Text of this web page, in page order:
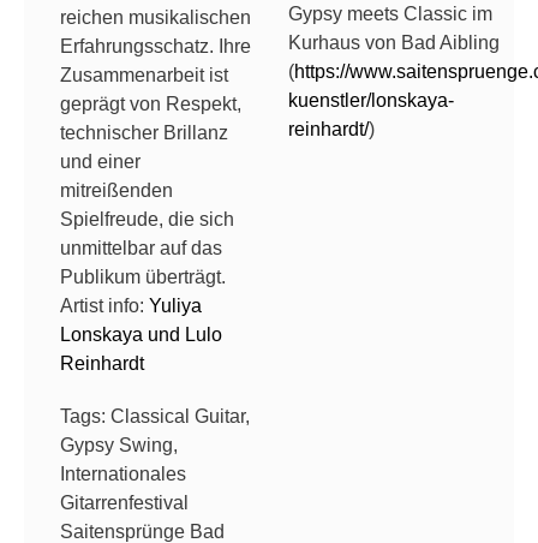
Gypsy meets Classic im
Kurhaus von Bad Aibling
(https://
kuenstler/lonskaya-
reinhardt/)
reichen musikalischen
Erfahrungsschatz. Ihre
Zusammenarbeit ist
geprägt von Respekt,
technischer Brillanz
und einer
mitreißenden
Spielfreude, die sich
unmittelbar auf das
Publikum überträgt.
Artist info: Yuliya
Lonskaya und Lulo
Reinhardt
Tags: Classical Guitar,
Gypsy Swing,
Internationales
Gitarrenfestival
Saitensprünge Bad